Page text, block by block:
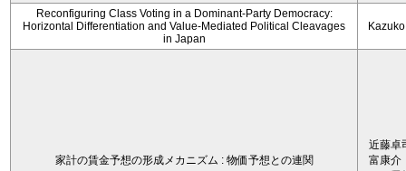
Reconfiguring Class Voting in a Dominant-Party Democracy:
Horizontal Differentiation and Value-Mediated Political Cleavages
in Japan
家計の賃金予想の形成メカニズム : 物価予想との連関
近藤卓
富康介